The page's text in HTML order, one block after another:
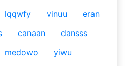
lqqwfy vinuu
eran
canaan
dansss
medowo
yiwu